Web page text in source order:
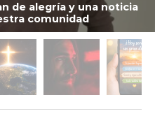
de alegría y una noticia
comunidad